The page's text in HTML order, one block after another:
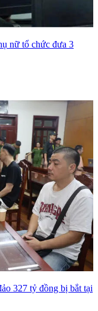
nữ tổ chức đưa 3
327 tỷ đồng bị bắt tại